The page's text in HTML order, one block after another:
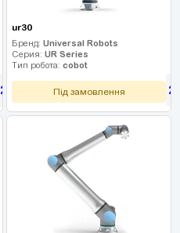
2 790 000грн
ur30
Бренд: Universal Robots
Серия: UR Series
Тип робота: cobot
Під замовлення 2